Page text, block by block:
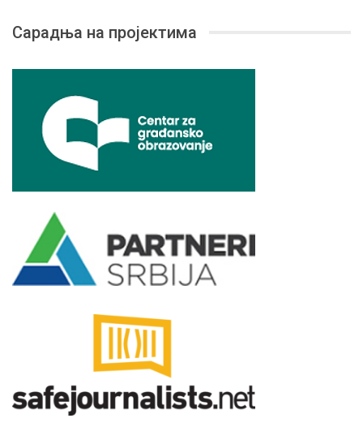
Сарадња на пројектима